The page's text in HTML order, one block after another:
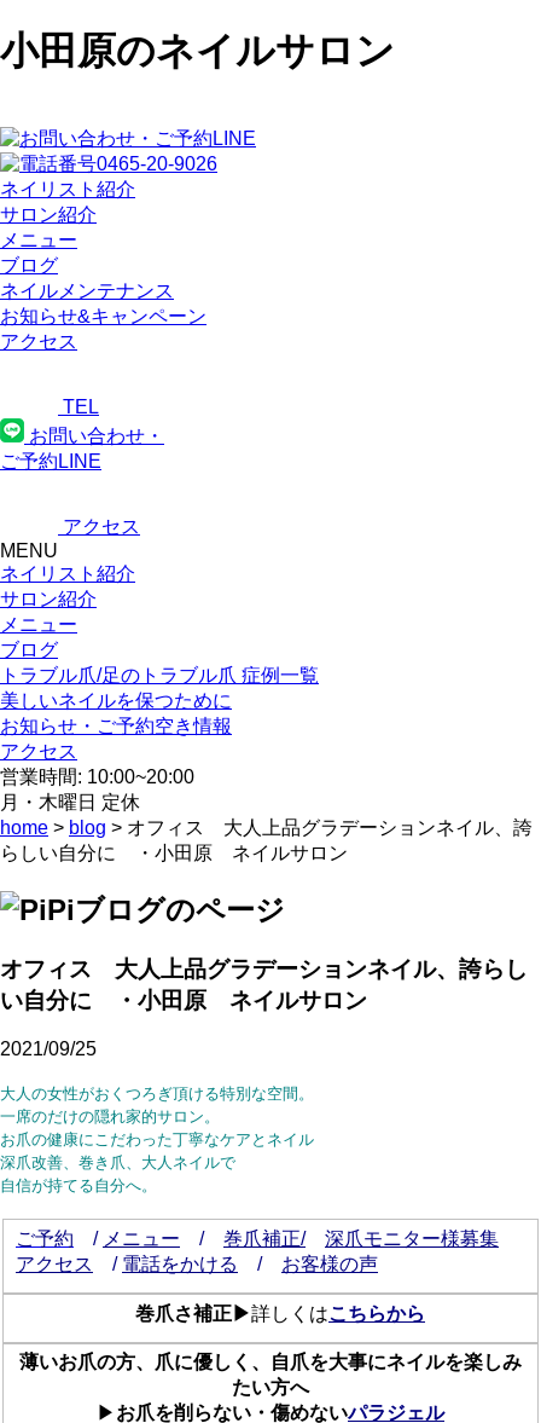
小田原のネイルサロン
ネイリスト紹介
サロン紹介
メニュー
ブログ
ネイルメンテナンス
お知らせ&キャンペーン
アクセス
TEL
お問い合わせ・
ご予約LINE
アクセス
MENU
ネイリスト紹介
サロン紹介
メニュー
ブログ
トラブル爪/足のトラブル爪 症例一覧
美しいネイルを保つために
お知らせ・ご予約空き情報
アクセス
営業時間: 10:00~20:00
月・木曜日 定休
home > blog > オフィス 大人上品グラデーションネイル、誇
らしい自分に ・小田原 ネイルサロン
オフィス 大人上品グラデーションネイル、誇らし
い自分に ・小田原 ネイルサロン
2021/09/25
大人の女性がおくつろぎ頂ける特別な空間。
一席のだけの隠れ家的サロン。
お爪の健康にこだわった丁寧なケアとネイル
深爪改善、巻き爪、大人ネイルで
自信が持てる自分へ。
ご予約 / メニュー / 巻爪補正/
深爪モニター様募集
アクセス
/ 電話をかける / お客様の声
巻爪さ補正▶詳しくはこちらから
薄いお爪の方、爪に優しく、自爪を大事にネイルを楽しみ
たい方へ
▶ お爪を削らない・傷めないパラジェル